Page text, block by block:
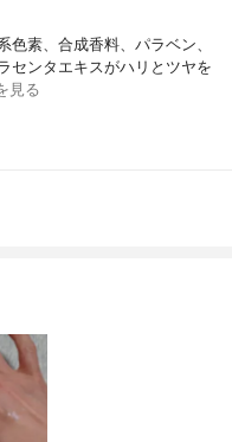
素、合成香料、パラベン、
センタエキスがハリとツヤを
見る